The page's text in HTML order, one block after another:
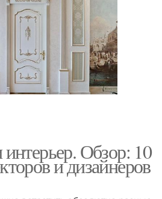
Обзор: 10
и дизайнеров